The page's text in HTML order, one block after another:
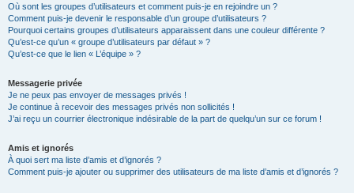
Où sont les groupes d’utilisateurs et comment puis-je en rejoindre un ?
Comment puis-je devenir le responsable d’un groupe d’utilisateurs ?
Pourquoi certains groupes d’utilisateurs apparaissent dans une couleur différente ?
Qu’est-ce qu’un « groupe d’utilisateurs par défaut » ?
Qu’est-ce que le lien « L’équipe » ?
Messagerie privée
Je ne peux pas envoyer de messages privés !
Je continue à recevoir des messages privés non sollicités !
J’ai reçu un courrier électronique indésirable de la part de quelqu’un sur ce forum !
Amis et ignorés
À quoi sert ma liste d’amis et d’ignorés ?
Comment puis-je ajouter ou supprimer des utilisateurs de ma liste d’amis et d’ignorés ?